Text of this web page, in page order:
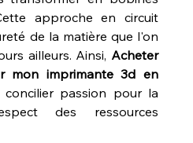
approche en circuit
de la matière que l'on
ailleurs. Ainsi, Acheter
mon imprimante 3d en
passion pour la
des ressources